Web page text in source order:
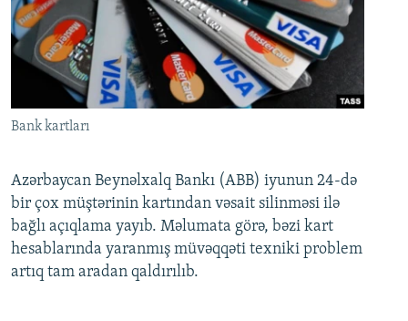
Bank kartları
Azərbaycan Beynəlxalq Bankı (ABB) iyunun 24-də
bir çox müştərinin kartından vəsait silinməsi ilə
bağlı açıqlama yayıb. Məlumata görə, bəzi kart
hesablarında yaranmış müvəqqəti texniki problem
artıq tam aradan qaldırılıb.